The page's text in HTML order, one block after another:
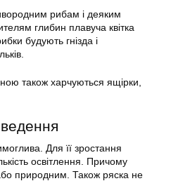
рибам і деяким
глибин плавуча квітка
будують гнізда і
також харчуються ящірки,
Для її зростання
освітлення. Причому
природним. Також ряска не